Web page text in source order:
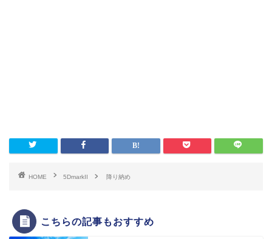
HOME 5DmarkII 降り納め
こちらの記事もおすすめ